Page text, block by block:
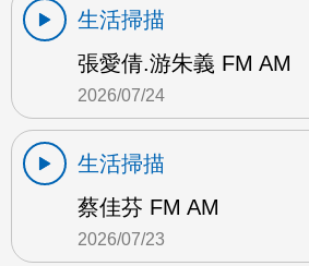
生活掃描
張愛倩.游朱義 FM AM
2026/07/24
生活掃描
蔡佳芬 FM AM
2026/07/23